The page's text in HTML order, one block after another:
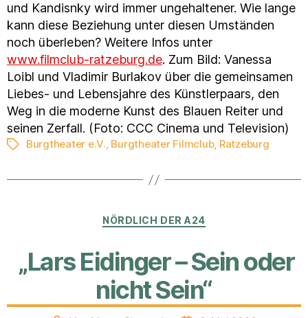
und Kandisnky wird immer ungehaltener. Wie lange
kann diese Beziehung unter diesen Umständen
noch überleben? Weitere Infos unter
www.filmclub-ratzeburg.de. Zum Bild: Vanessa
Loibl und Vladimir Burlakov über die gemeinsamen
Liebes- und Lebensjahre des Künstlerpaars, den
Weg in die moderne Kunst des Blauen Reiter und
seinen Zerfall. (Foto: CCC Cinema und Television)
Schlagwörter
Burgtheater e.V., Burgtheater Filmclub, Ratzeburg
Kategorien
NÖRDLICH DER A24
„Lars Eidinger – Sein oder
nicht Sein“